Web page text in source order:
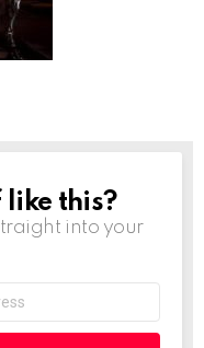
like this?
into your